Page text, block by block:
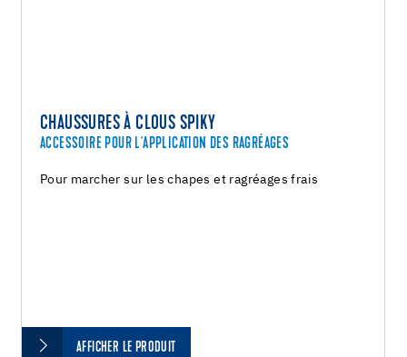
CHAUSSURES À CLOUS SPIKY
ACCESSOIRE POUR L'APPLICATION DES RAGRÉAGES
Pour marcher sur les chapes et ragréages frais
AFFICHER LE PRODUIT